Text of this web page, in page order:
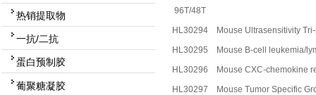
热销提取物
一抗/二抗
蛋白预制胶
葡聚糖凝胶
96T/48T
HL30294 Mouse Ultrasensitivity
HL30295 Mouse B-cell leukemia/
HL30296 Mouse CXC-chemokine
HL30297 Mouse Tumor Specific